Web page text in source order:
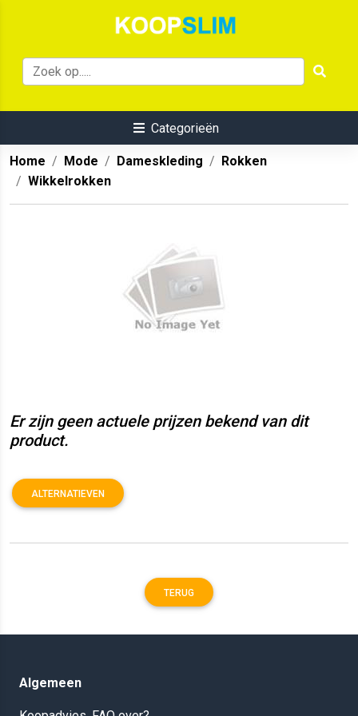
Categorieën
Home Mode Dameskleding
Rokken
Wikkelrokken
Er zijn geen actuele prijzen bekend van dit
product.
ALTERNATIEVEN
TERUG
Algemeen